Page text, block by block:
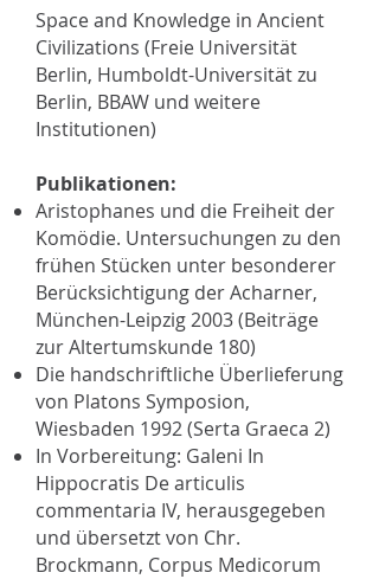
Space and Knowledge in Ancient
Civilizations (Freie Universität
Berlin, Humboldt-Universität zu
Berlin, BBAW und weitere
Institutionen)
Publikationen:
Aristophanes und die Freiheit der
Komödie. Untersuchungen zu den
frühen Stücken unter besonderer
Berücksichtigung der Acharner,
München-Leipzig 2003 (Beiträge
zur Altertumskunde 180)
Die handschriftliche Überlieferung
von Platons Symposion,
Wiesbaden 1992 (Serta Graeca 2)
In Vorbereitung: Galeni In
Hippocratis De articulis
commentaria IV, herausgegeben
und übersetzt von Chr.
Brockmann, Corpus Medicorum